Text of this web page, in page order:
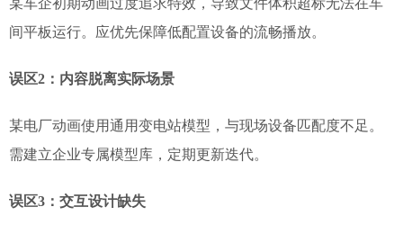
某车企初期动画过度追求特效，导致文件体积超标无法在车
间平板运行。应优先保障低配置设备的流畅播放。
误区2：内容脱离实际场景
某电厂动画使用通用变电站模型，与现场设备匹配度不足。
需建立企业专属模型库，定期更新迭代。
误区3：交互设计缺失